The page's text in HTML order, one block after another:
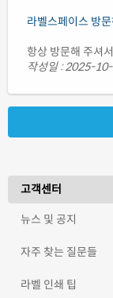
라벨스페이스 방
항상 방문해 주셔
작성일 : 2025-
고객센터
뉴스 및 공지
자주 찾는 질문들
라벨 인쇄 팁